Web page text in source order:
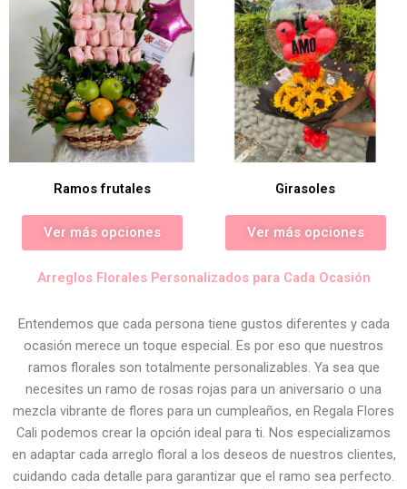
Ramos frutales
Ver más opciones
Girasoles
Ver más opciones
Arreglos Florales Personalizados para Cada Ocasión
Entendemos que cada persona tiene gustos diferentes y cada
ocasión merece un toque especial. Es por eso que nuestros
ramos florales son totalmente personalizables. Ya sea que
necesites un ramo de rosas rojas para un aniversario o una
mezcla vibrante de flores para un cumpleaños, en Regala Flores
Cali podemos crear la opción ideal para ti. Nos especializamos
en adaptar cada arreglo floral a los deseos de nuestros clientes,
cuidando cada detalle para garantizar que el ramo sea perfecto.